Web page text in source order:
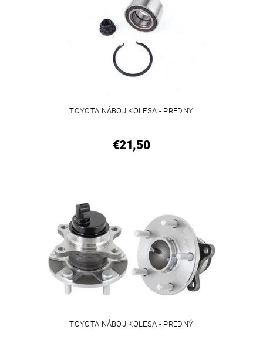
TOYOTA NÁBOJ KOLESA - PREDNY
€21,50
TOYOTA NÁBOJ KOLESA - PREDNÝ